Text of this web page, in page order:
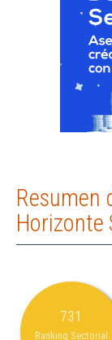
Resumen
Horizonte
731
Ranking Sectorial